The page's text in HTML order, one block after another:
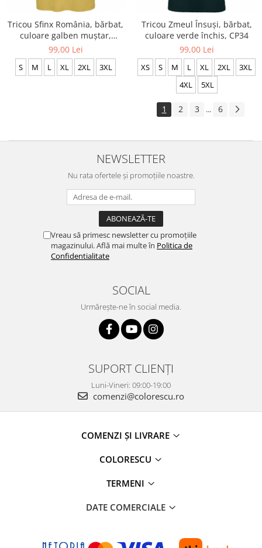
Tricou Sfinx România, bărbat,
culoare galben muștar,
CRP107
99,00 Lei
S M L XL 2XL 3XL
Tricou Zmeul Însuși, bărbat,
culoare verde închis, CP34
99,00 Lei
XS S M L XL 2XL
3XL
4XL
5XL
1 2 3 ... 6
NEWSLETTER
Nu rata ofertele și promoțiile noastre.
Vreau să primesc newsletter cu promoțiile
magazinului. Află mai multe în Politica de
Confidentialitate
SOCIAL
Urmărește-ne în social media.
SUPORT CLIENȚI
Luni-Vineri: 09:00-19:00
comenzi@colorescu.ro
COMENZI ȘI LIVRARE
COLORESCU
TERMENI
DATE COMERCIALE